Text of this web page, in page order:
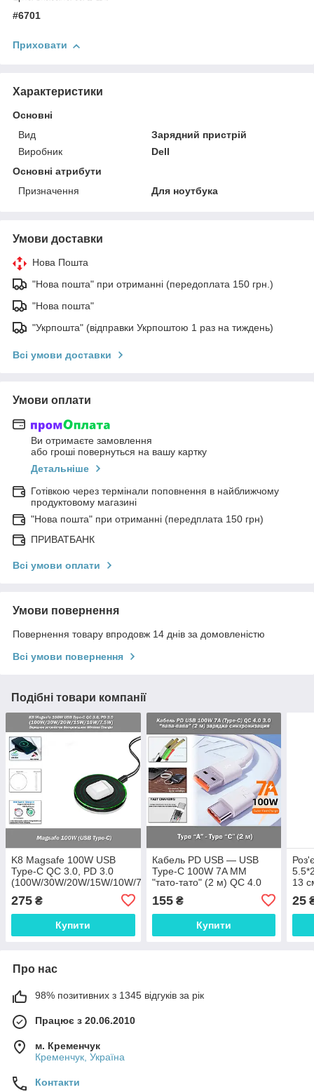
#6701
Приховати
Характеристики
Основні
Вид
Зарядний пристрій
Виробник
Dell
Основні атрибути
Призначення
Для ноутбука
Умови доставки
Нова Пошта
"Нова пошта" при отриманні (передоплата 150 грн.)
"Нова пошта"
"Укрпошта" (відправки Укрпоштою 1 раз на тиждень)
Всі умови доставки
Умови оплати
Ви отримаєте замовлення
або гроші повернуться на вашу картку
Детальніше
Готівкою через термінали поповнення в найближчому
продуктовому магазині
"Нова пошта" при отриманні (передплата 150 грн)
ПРИВАТБАНК
Всі умови оплати
Умови повернення
Повернення товару впродовж 14 днів за домовленістю
Всі умови повернення
Подібні товари компанії
K8 Magsafe 100W USB
Type-C QC 3.0, PD 3.0
(100W/30W/20W/15W/10W/7.5W)
бездротовий Wireless
275 ₴
Купити
Кабель PD USB — USB
Type-C 100W 7A MM
"тато-тато" (2 м) QC 4.0
charge Huawei Samsung
Macbook заряджання синх
155₴
Купити
13
АКБ,
25
Про нас
98% позитивних з 1345 відгуків за рік
Працює з 20.06.2010
м. Кременчук
Кременчук, Україна
Контакти